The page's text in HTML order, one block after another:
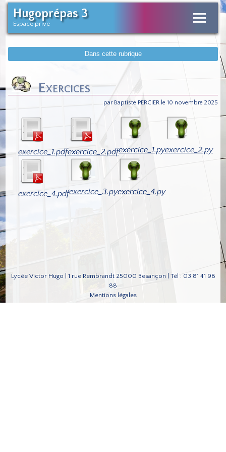
Hugoprépas 3
Espace privé
Dans cette rubrique
Exercices
par Baptiste PERCIER le 10 novembre 2025
exercice_1.pdfexercice_2.pdfexercice_1.pyexercice_2.py
exercice_4.pdfexercice_3.pyexercice_4.py
Lycée Victor Hugo | 1 rue Rembrandt 25000 Besançon | Tél : 03 81 41 98
88
Mentions légales